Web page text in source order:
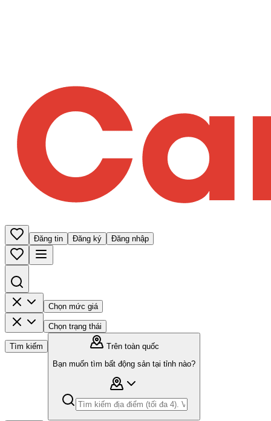
Đăng tin Đăng ký Đăng nhập
Chọn mức giá
Chọn trạng thái
Tìm kiếm
Trên toàn quốc
Bạn muốn tìm bất động sản tại tỉnh nào?